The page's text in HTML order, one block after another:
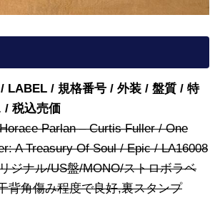
LABEL / 規格番号 / 外装 / 盤質 / 特
/ 税込売価
Parlan – Curtis Fuller / One
A Treasury Of Soul / Epic / LA16008
ジナル/US盤/MONO/ストロボラベ
背角傷み程度で良好,裏スタンプ